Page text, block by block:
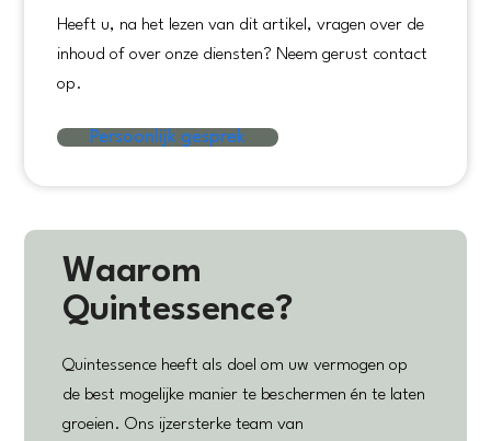
Heeft u, na het lezen van dit artikel, vragen over de
inhoud of over onze diensten? Neem gerust contact
op.
Persoonlijk gesprek
Waarom
Quintessence?
Quintessence heeft als doel om uw vermogen op
de best mogelijke manier te beschermen én te laten
groeien. Ons ijzersterke team van